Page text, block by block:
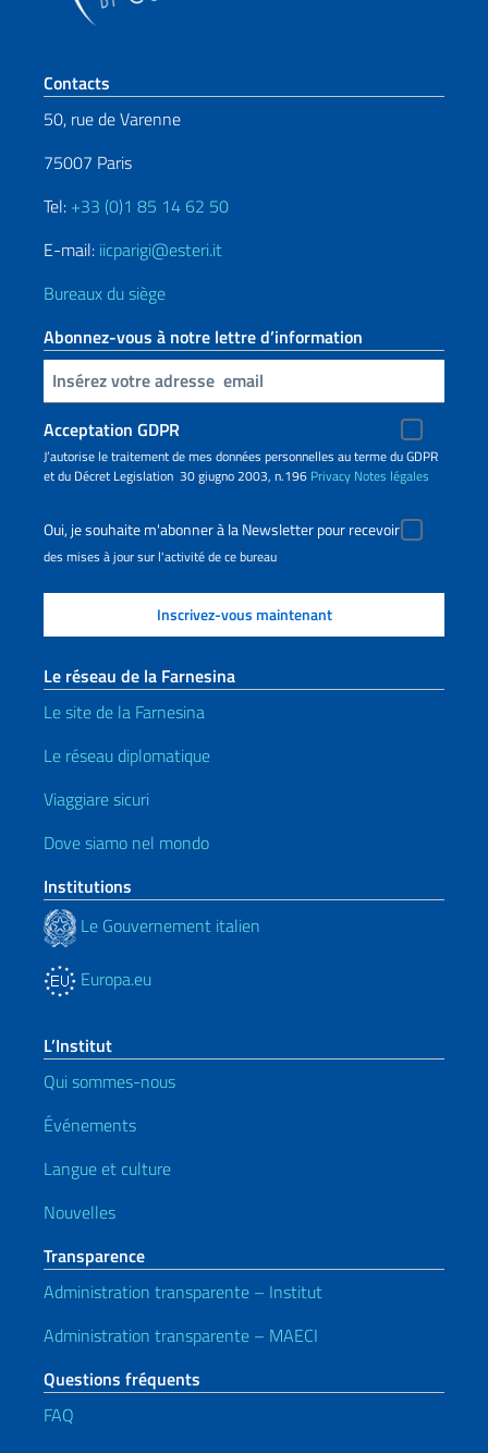
Section de pied de page
Contacts
50, rue de Varenne
75007 Paris
Tel: +33 (0)1 85 14 62 50
E-mail: iicparigi@esteri.it
Bureaux du siège
Abonnez-vous à notre lettre d’information
Insert your email
Acceptation GDPR
J’autorise le traitement de mes données personnelles au terme du GDPR
et du Décret Legislation 30 giugno 2003, n.196 Privacy Notes légales
Oui, je souhaite m'abonner à la Newsletter pour recevoir
des mises à jour sur l'activité de ce bureau
Le réseau de la Farnesina
Le site de la Farnesina
Le réseau diplomatique
Viaggiare sicuri
Dove siamo nel mondo
Institutions
Le Gouvernement italien
Europa.eu
L’Institut
Qui sommes-nous
Événements
Langue et culture
Nouvelles
Transparence
Administration transparente – Institut
Administration transparente – MAECI
Questions fréquents
FAQ